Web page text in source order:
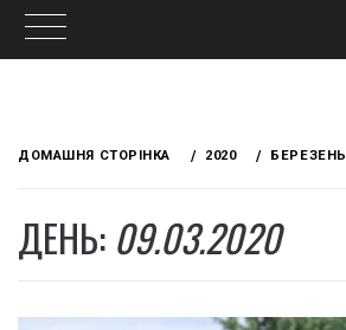
ДОМАШНЯ СТОРІНКА 2020 БЕРЕЗЕНЬ
ДЕНЬ: 09.03.2020